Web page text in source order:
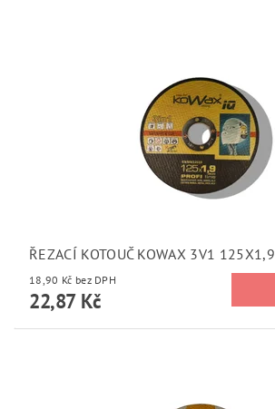
ŘEZACÍ KOTOUČ KOWAX 3V1 125X1,9
18,90 Kč bez DPH
22,87 Kč